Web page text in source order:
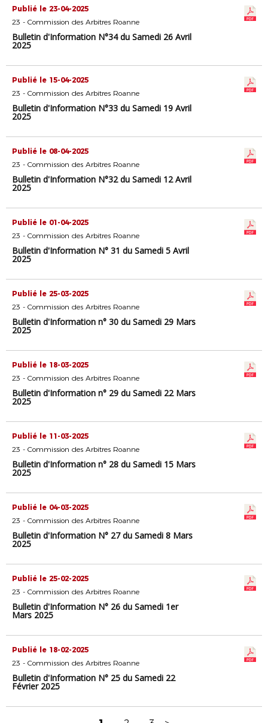
Publié le 23-04-2025
23 - Commission des Arbitres Roanne
Bulletin d'Information N°34 du Samedi 26 Avril
2025
Publié le 15-04-2025
23 - Commission des Arbitres Roanne
Bulletin d'Information N°33 du Samedi 19 Avril
2025
Publié le 08-04-2025
23 - Commission des Arbitres Roanne
Bulletin d'Information N°32 du Samedi 12 Avril
2025
Publié le 01-04-2025
23 - Commission des Arbitres Roanne
Bulletin d'Information N° 31 du Samedi 5 Avril
2025
Publié le 25-03-2025
23 - Commission des Arbitres Roanne
Bulletin d'Information n° 30 du Samedi 29 Mars
2025
Publié le 18-03-2025
23 - Commission des Arbitres Roanne
Bulletin d'Information n° 29 du Samedi 22 Mars
2025
Publié le 11-03-2025
23 - Commission des Arbitres Roanne
Bulletin d'Information n° 28 du Samedi 15 Mars
2025
Publié le 04-03-2025
23 - Commission des Arbitres Roanne
Bulletin d'Information N° 27 du Samedi 8 Mars
2025
Publié le 25-02-2025
23 - Commission des Arbitres Roanne
Bulletin d'Information N° 26 du Samedi 1er
Mars 2025
Publié le 18-02-2025
23 - Commission des Arbitres Roanne
Bulletin d'Information N° 25 du Samedi 22
Février 2025